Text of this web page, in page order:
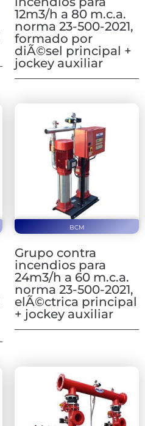
12m3/h a 80 m.c.a.
norma 23-500-2021,
formado por
diÃ©sel principal +
jockey auxiliar
BCM
Grupo contra
incendios para
24m3/h a 60 m.c.a.
norma 23-500-2021,
elÃ©ctrica principal
+ jockey auxiliar